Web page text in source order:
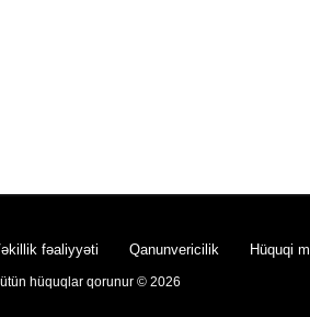
fəaliyyəti Qanunvericilik Hüquqi
hüquqlar qorunur © 2026